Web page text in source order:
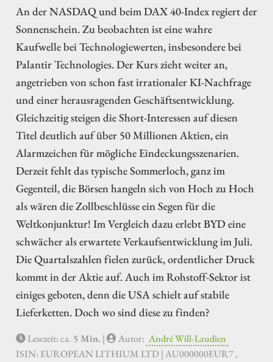
An der NASDAQ und beim DAX 40-Index regiert der
Sonnenschein. Zu beobachten ist eine wahre
Kaufwelle bei Technologiewerten, insbesondere bei
Palantir Technologies. Der Kurs zieht weiter an,
angetrieben von schon fast irrationaler KI-Nachfrage
und einer herausragenden Geschäftsentwicklung.
Gleichzeitig steigen die Short-Interessen auf diesen
Titel deutlich auf über 50 Millionen Aktien, ein
Alarmzeichen für mögliche Eindeckungsszenarien.
Derzeit fehlt das typische Sommerloch, ganz im
Gegenteil, die Börsen hangeln sich von Hoch zu Hoch
als wären die Zollbeschlüsse ein Segen für die
Weltkonjunktur! Im Vergleich dazu erlebt BYD eine
schwächer als erwartete Verkaufsentwicklung im Juli.
Die Quartalszahlen fielen zurück, ordentlicher Druck
kommt in der Aktie auf. Auch im Rohstoff-Sektor ist
einiges geboten, denn die USA schielt auf stabile
Lieferketten. Doch wo sind diese zu finden?
Lesezeit: ca. 5 Min. | Autor: André Will-Laudien
ISIN: EUROPEAN LITHIUM LTD | AU000000EUR7 ,